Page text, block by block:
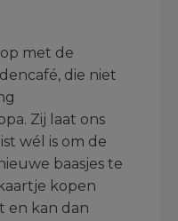
met de
die niet
Zij laat ons
wél is om de
baasjes te
kopen
en kan dan